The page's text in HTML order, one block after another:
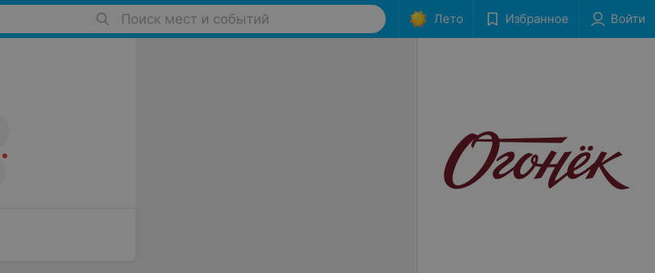
Поиск мест и событий Лето Избранное Войти